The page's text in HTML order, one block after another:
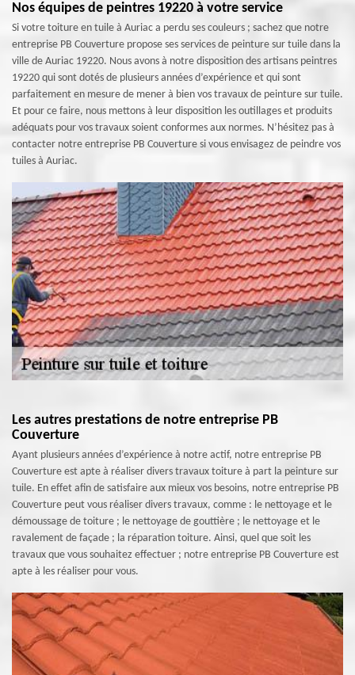
Nos équipes de peintres 19220 à votre service
Si votre toiture en tuile à Auriac a perdu ses couleurs ; sachez que notre
entreprise PB Couverture propose ses services de peinture sur tuile dans la
ville de Auriac 19220. Nous avons à notre disposition des artisans peintres
19220 qui sont dotés de plusieurs années d’expérience et qui sont
parfaitement en mesure de mener à bien vos travaux de peinture sur tuile.
Et pour ce faire, nous mettons à leur disposition les outillages et produits
adéquats pour vos travaux soient conformes aux normes. N’hésitez pas à
contacter notre entreprise PB Couverture si vous envisagez de peindre vos
tuiles à Auriac.
Les autres prestations de notre entreprise PB
Couverture
Ayant plusieurs années d’expérience à notre actif, notre entreprise PB
Couverture est apte à réaliser divers travaux toiture à part la peinture sur
tuile. En effet afin de satisfaire aux mieux vos besoins, notre entreprise PB
Couverture peut vous réaliser divers travaux, comme : le nettoyage et le
démoussage de toiture ; le nettoyage de gouttière ; le nettoyage et le
ravalement de façade ; la réparation toiture. Ainsi, quel que soit les
travaux que vous souhaitez effectuer ; notre entreprise PB Couverture est
apte à les réaliser pour vous.